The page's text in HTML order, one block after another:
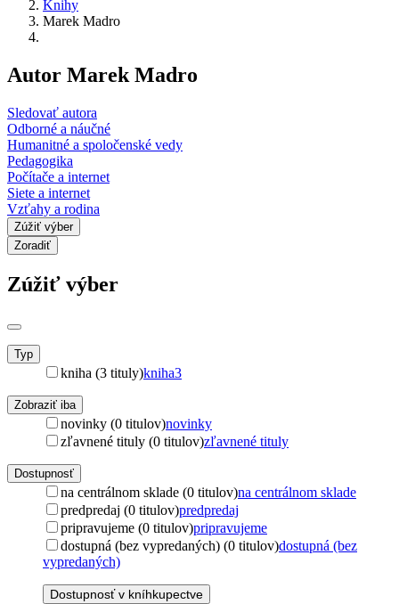
Knihy
Marek Madro
Autor Marek Madro
Sledovať autora
Odborné a náučné
Humanitné a spoločenské vedy
Pedagogika
Počítače a internet
Siete a internet
Vzťahy a rodina
Zúžiť výber
Zoradiť
Zúžiť výber
Typ
kniha (3 tituly)kniha3
Zobraziť iba
novinky (0 titulov)novinky
zľavnené tituly (0 titulov)zľavnené tituly
Dostupnosť
na centrálnom sklade (0 titulov)na centrálnom sklade
predpredaj (0 titulov)predpredaj
pripravujeme (0 titulov)pripravujeme
dostupná (bez vypredaných) (0 titulov)dostupná (bez
vypredaných)
Dostupnosť v kníhkupectve